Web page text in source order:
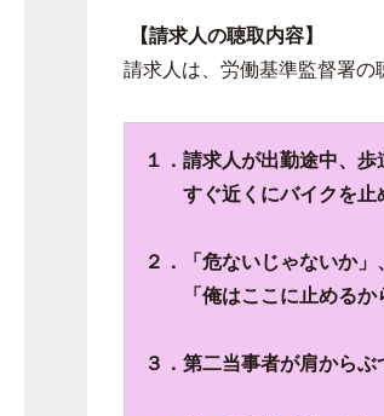
【請求人の聴取内容】
請求人は、労働基準監督署の
１．請求人が出勤途中、
すぐ近くにバイクを止
２．「危ないじゃないか
「俺はここに止めるか
３．第二当事者が肩から